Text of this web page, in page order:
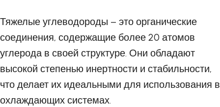
Тяжелые углеводороды – это органические
соединения, содержащие более 20 атомов
углерода в своей структуре. Они обладают
высокой степенью инертности и стабильности,
что делает их идеальными для использования в
охлаждающих системах.